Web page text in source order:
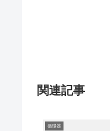
関連記事
循環器